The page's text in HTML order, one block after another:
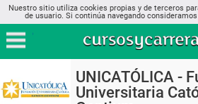
Nuestro sitio utiliza cookies propias y de terceros
de usuario. Si continúa navegando
UNICATÓLICA -
Universitaria